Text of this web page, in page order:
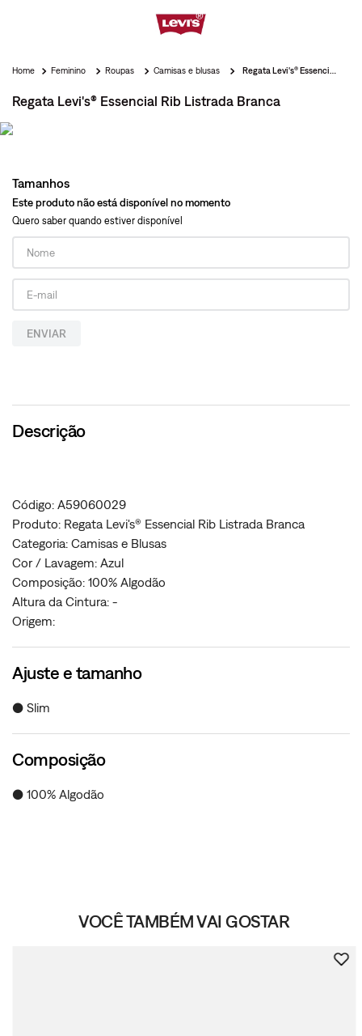
Feminino Roupas Camisas e blusas
Regata Levi's® Essencial Rib Listrada Branca
Tamanhos
Este produto não está disponível no momento
Quero saber quando estiver disponível
ENVIAR
Descrição
Código: A59060029
Produto: Regata Levi's® Essencial Rib Listrada Branca
Categoria: Camisas e Blusas
Cor / Lavagem: Azul
Composição: 100% Algodão
Altura da Cintura: -
Origem:
Ajuste e tamanho
● Slim
Composição
● 100% Algodão
VOCÊ TAMBÉM VAI GOSTAR